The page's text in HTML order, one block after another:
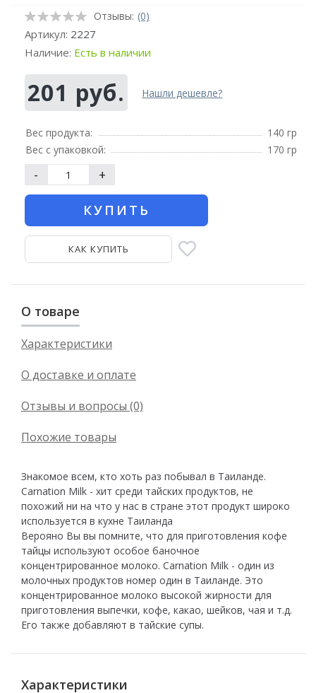
Отзывы: (0)
Артикул: 2227
Наличие: Есть в наличии
201 руб. Нашли дешевле?
Вес продукта:
140 гр
Вес с упаковкой:
170 гр
- +
КУПИТЬ
КАК КУПИТЬ
О товаре
Характеристики
О доставке и оплате
Отзывы и вопросы (0)
Похожие товары
Знакомое всем, кто хоть раз побывал в Таиланде.
Carnation Milk - хит среди тайских продуктов, не
похожий ни на что у нас в стране этот продукт широко
используется в кухне Таиланда
Верояно Вы вы помните, что для приготовления кофе
тайцы используют особое баночное
концентрированное молоко. Carnation Milk - один из
молочных продуктов номер один в Таиланде. Это
концентрированное молоко высокой жирности для
приготовления выпечки, кофе, какао, шейков, чая и т.д.
Его также добавляют в тайские супы.
Характеристики